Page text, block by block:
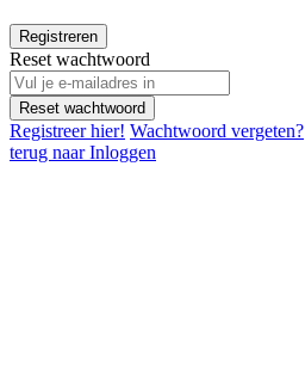
Registreren
Reset wachtwoord
Reset wachtwoord
Registreer hier! Wachtwoord vergeten?
terug naar Inloggen